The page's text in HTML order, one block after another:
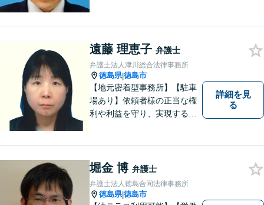
れます。【無料駐車場】
遠藤 理恵子 弁護士
弁護士法人津川総合法律事務所
徳島県|徳島市
【地元密着型事務所】【駐車
場あり】依頼者様の正当な権
利や利益を守り、実現するた
ります。個人・法人問わずあ
らゆる問題に対応可能！
詳細を見
る
堀金 博 弁護士
弁護士法人徳島合同法律事務所
徳島県|徳島市